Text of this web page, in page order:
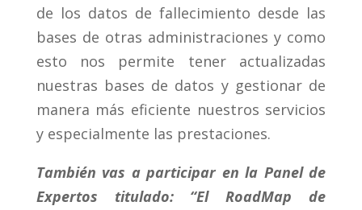
de los datos de fallecimiento desde las
bases de otras administraciones y como
esto nos permite tener actualizadas
nuestras bases de datos y gestionar de
manera más eficiente nuestros servicios
y especialmente las prestaciones.
También vas a participar en la Panel de
Expertos titulado: “El RoadMap de